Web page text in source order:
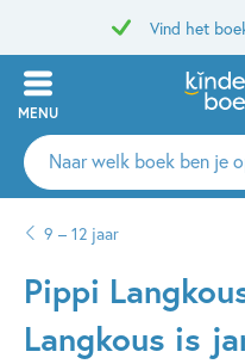
Vind het
MENU
Zoeken
naar
auteurs
uitgevers
9 – 12 jaar
Pippi
Langkous is